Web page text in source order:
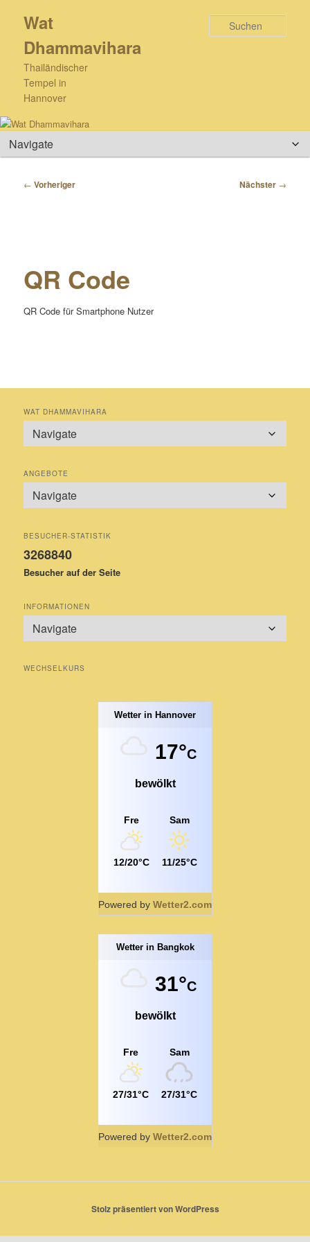
primären
springen
Wat
Dhammavihara
Thailändischer
Tempel in
Hannover
Hauptmenü
Beitragsnavigation
← Vorheriger Nächster →
QR Code
QR Code für Smartphone Nutzer
WAT DHAMMAVIHARA
ANGEBOTE
BESUCHER-STATISTIK
3268840
Besucher auf der Seite
INFORMATIONEN
WECHSELKURS
Wetter in Hannover
17°C
bewölkt
Fre
12/20°C
Sam
11/25°C
Powered by Wetter2.com
Wetter in Bangkok
31°C
bewölkt
Fre
27/31°C
Sam
27/31°C
Powered by Wetter2.com
Stolz präsentiert von WordPress